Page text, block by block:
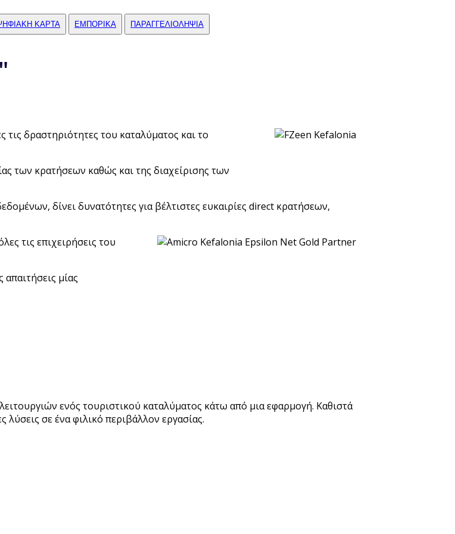
ΚΑΡΤΑ ΕΜΠΟΡΙΚΑ ΠΑΡΑΓΓΕΛΙΟΛΗΨΙΑ
δραστηριότητες του καταλύματος και το
των κρατήσεων καθώς και της διαχείρισης των
δίνει δυνατότητες για βέλτιστες ευκαιρίες direct κρατήσεων,
τις επιχειρήσεις του
μίας
ενός τουριστικού καταλύματος κάτω από μια εφαρμογή. Καθιστά
σε ένα φιλικό περιβάλλον εργασίας.